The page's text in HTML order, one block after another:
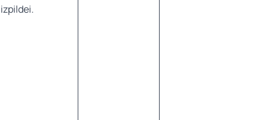
izpildei.